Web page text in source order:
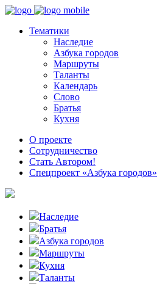
Тематики
Наследие
Азбука городов
Маршруты
Таланты
Календарь
Слово
Братья
Кухня
О проекте
Сотрудничество
Стать Автором!
Спецпроект «Азбука городов»
Наследие
Братья
Азбука городов
Маршруты
Кухня
Таланты